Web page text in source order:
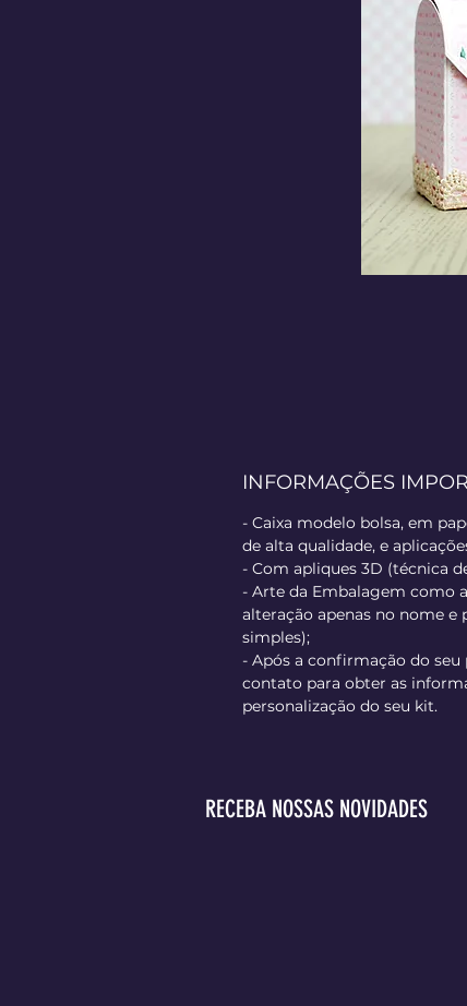
INFORMAÇÕES
- Caixa modelo bolsa, em
de alta qualidade, e
- Com apliques 3D (técnica
- Arte da Embalagem como
alteração apenas no nome e
simples);
- Após a confirmação do
contato para obter as
personalização do seu kit.
RECEBA NOSSAS NOVIDADES